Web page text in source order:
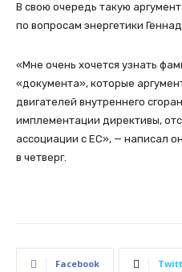
В свою очередь такую
по вопросам энергетики
«Мне очень хочется узнать
«документа», которые
двигателей внутреннего
имплементации директивы,
ассоциации с ЕС», — написал
в четверг.
Facebook